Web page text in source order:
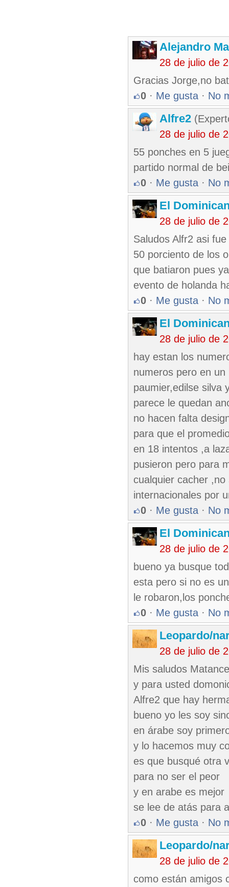
Alejandro
28 de julio de
Gracias Jorge,no
0 · Me gusta · No
Alfre2
28 de julio de
55 ponches en 5
partido normal de
0 · Me gusta · No
El
28 de julio de
Saludos Alfr2 asi
50 porciento de los
que batiaron pues
evento de holanda
0 · Me gusta · No
El
28 de julio de
hay estan los
numeros pero en
paumier,edilse silva
parece le quedan
no hacen falta
para que el
en 18 intentos ,a
pusieron pero para
cualquier cacher
internacionales por
0 · Me gusta · No
El
28 de julio de
bueno ya busque
esta pero si no es
le robaron,los
0 · Me gusta · No
Leopardo/
28 de julio de
Mis saludos
y para usted
Alfre2 que hay
bueno yo les soy
en árabe soy
y lo hacemos muy
es que busqué otra
para no ser el peor
y en arabe es mejor
se lee de atás para
0 · Me gusta · No
Leopardo/
28 de julio de
como están amigos